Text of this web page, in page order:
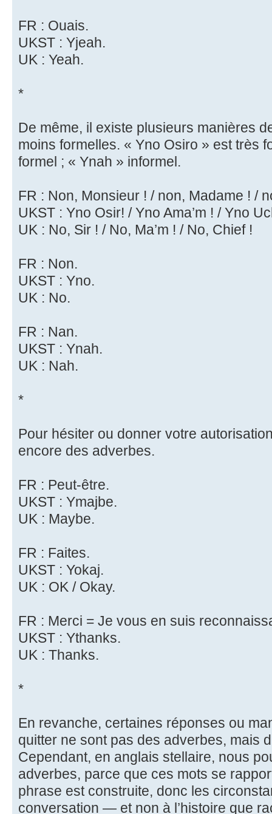
FR : Ouais.
UKST : Yjeah.
UK : Yeah.
*
De même, il existe plusieurs manières
moins formelles. « Yno Osiro » est très
formel ; « Ynah » informel.
FR : Non, Monsieur ! / non, Madame ! /
UKST : Yno Osir! / Yno Ama’m ! / Yno
UK : No, Sir ! / No, Ma’m ! / No, Chief !
FR : Non.
UKST : Yno.
UK : No.
FR : Nan.
UKST : Ynah.
UK : Nah.
*
Pour hésiter ou donner votre
encore des adverbes.
FR : Peut-être.
UKST : Ymajbe.
UK : Maybe.
FR : Faites.
UKST : Yokaj.
UK : OK / Okay.
FR : Merci = Je vous en suis
UKST : Ythanks.
UK : Thanks.
*
En revanche, certaines réponses ou
quitter ne sont pas des adverbes, mais
Cependant, en anglais stellaire, nous
adverbes, parce que ces mots se
phrase est construite, donc les
conversation — et non à l’histoire que